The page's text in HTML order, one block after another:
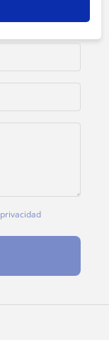
privacidad